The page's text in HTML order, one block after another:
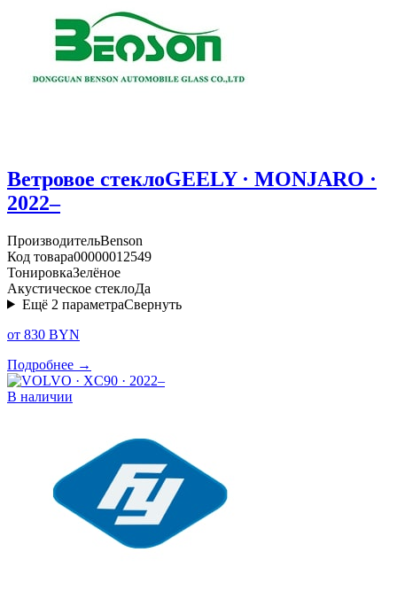
Ветровое стеклоGEELY · MONJARO ·
2022–
ПроизводительBenson
Код товара00000012549
ТонировкаЗелёное
Акустическое стеклоДа
Ещё 2 параметраСвернуть
от 830 BYN
Подробнее →
В наличии